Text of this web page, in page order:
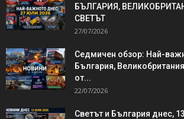
БЪЛГАРИЯ,
СВЕТЪТ
27/07/2026
Седмичен обзор: Най-
България,
от...
22/07/2026
Светът и България днес,